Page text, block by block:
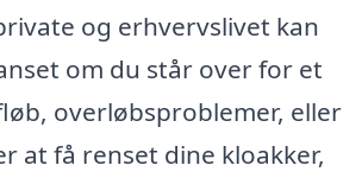
og erhvervslivet kan
om du står over for et
overløbsproblemer, eller
at få renset dine kloakker,